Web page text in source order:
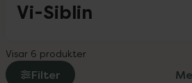
Vi-Siblin
Visar 6 produkter
Filter